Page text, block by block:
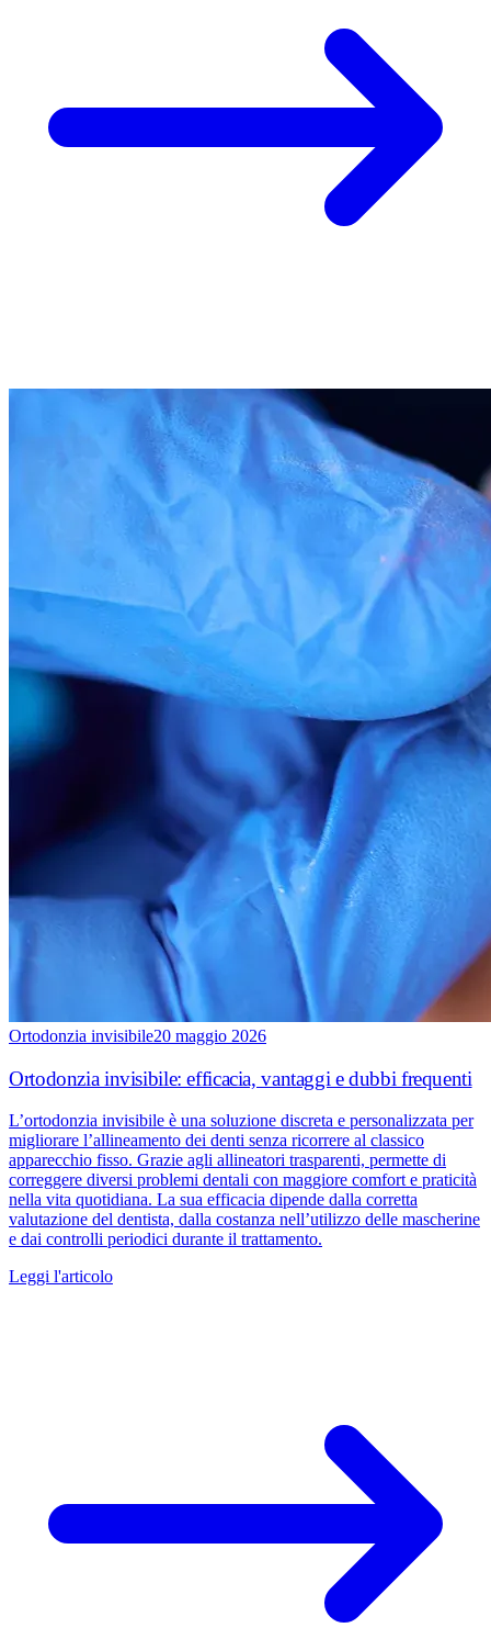
Ortodonzia invisibile20 maggio 2026
Ortodonzia invisibile: efficacia, vantaggi e dubbi frequenti
L’ortodonzia invisibile è una soluzione discreta e personalizzata per
migliorare l’allineamento dei denti senza ricorrere al classico
apparecchio fisso. Grazie agli allineatori trasparenti, permette di
correggere diversi problemi dentali con maggiore comfort e praticità
nella vita quotidiana. La sua efficacia dipende dalla corretta
valutazione del dentista, dalla costanza nell’utilizzo delle mascherine
e dai controlli periodici durante il trattamento.
Leggi l'articolo